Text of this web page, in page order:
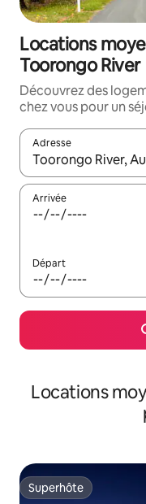
Locations
Toorongo River
Découvrez des
chez vous pour un
Adresse
Lorsque les résultats
Arrivée
Départ
Locations
Superhôte
Superhôte